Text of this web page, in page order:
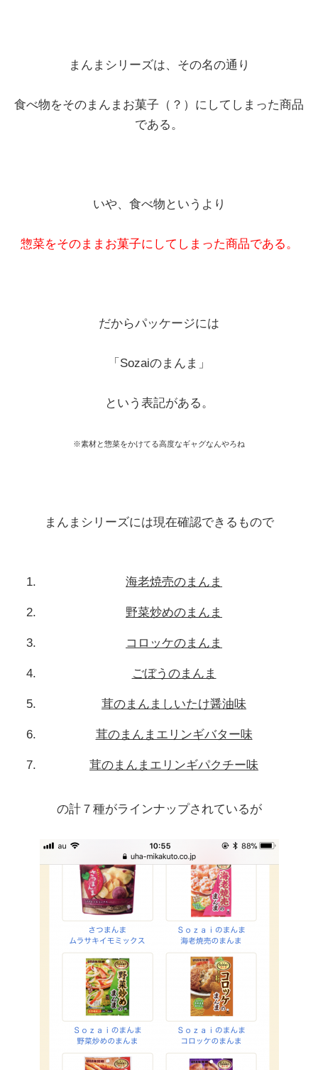
まんまシリーズは、その名の通り
食べ物をそのまんまお菓子（？）にしてしまった商品
である。
いや、食べ物というより
惣菜をそのままお菓子にしてしまった商品である。
だからパッケージには
「Sozaiのまんま」
という表記がある。
※素材と惣菜をかけてる高度なギャグなんやろね
まんまシリーズには現在確認できるもので
海老焼売のまんま
野菜炒めのまんま
コロッケのまんま
ごぼうのまんま
茸のまんましいたけ醤油味
茸のまんまエリンギバター味
茸のまんまエリンギパクチー味
の計７種がラインナップされているが